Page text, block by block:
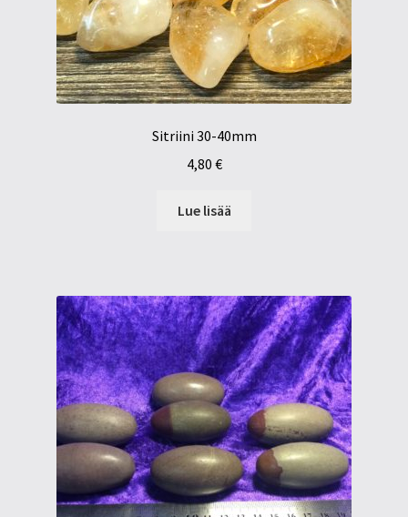
Sitriini 30-40mm
4,80 €
Lue lisää